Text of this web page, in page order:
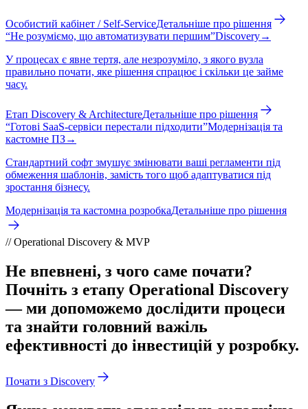
Особистий кабінет / Self-ServiceДетальніше про рішення
“Не розуміємо, що автоматизувати першим”Discovery→
У процесах є явне тертя, але незрозуміло, з якого вузла
правильно почати, яке рішення спрацює і скільки це займе
часу.
Етап Discovery & ArchitectureДетальніше про рішення
“Готові SaaS-сервіси перестали підходити”Модернізація та
кастомне ПЗ→
Стандартний софт змушує змінювати ваші регламенти під
обмеження шаблонів, замість того щоб адаптуватися під
зростання бізнесу.
Модернізація та кастомна розробкаДетальніше про рішення
// Operational Discovery & MVP
Не впевнені, з чого саме почати?
Почніть з етапу Operational Discovery
— ми допоможемо дослідити процеси
та знайти головний важіль
ефективності до інвестицій у розробку.
Почати з Discovery